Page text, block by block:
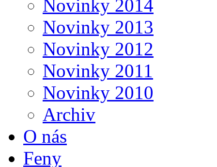
Novinky 2014
Novinky 2013
Novinky 2012
Novinky 2011
Novinky 2010
Archiv
O nás
Feny